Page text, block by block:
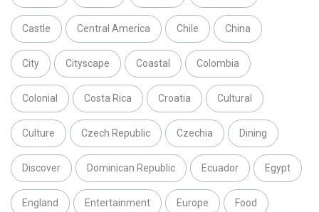
Castle Central America Chile China
City Cityscape Coastal Colombia
Colonial Costa Rica Croatia Cultural
Culture Czech Republic Czechia Dining
Discover Dominican Republic Ecuador Egypt
England Entertainment Europe Food